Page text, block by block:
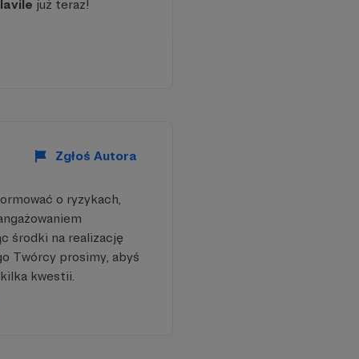
pracy
muzycznych
już teraz!
Zgłoś Autora
o ryzykach,
środki na realizację
Twórcy prosimy, abyś
kilka kwestii.